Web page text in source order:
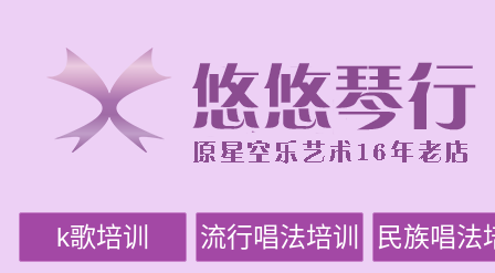
k歌培训 流行唱法培训 民族唱法